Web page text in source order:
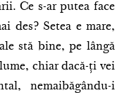
Ce s-ar putea face
des? Setea e mare,
stă bine, pe lângă
chiar dacă-ți vei
nemaibăgându-i